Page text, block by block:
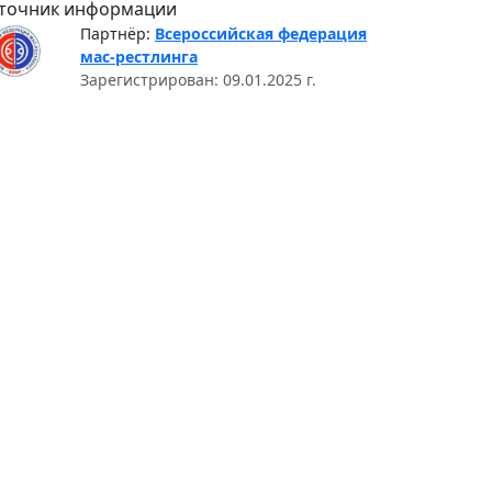
информации
Партнёр: Всероссийская федерация
мас-рестлинга
Зарегистрирован: 09.01.2025 г.